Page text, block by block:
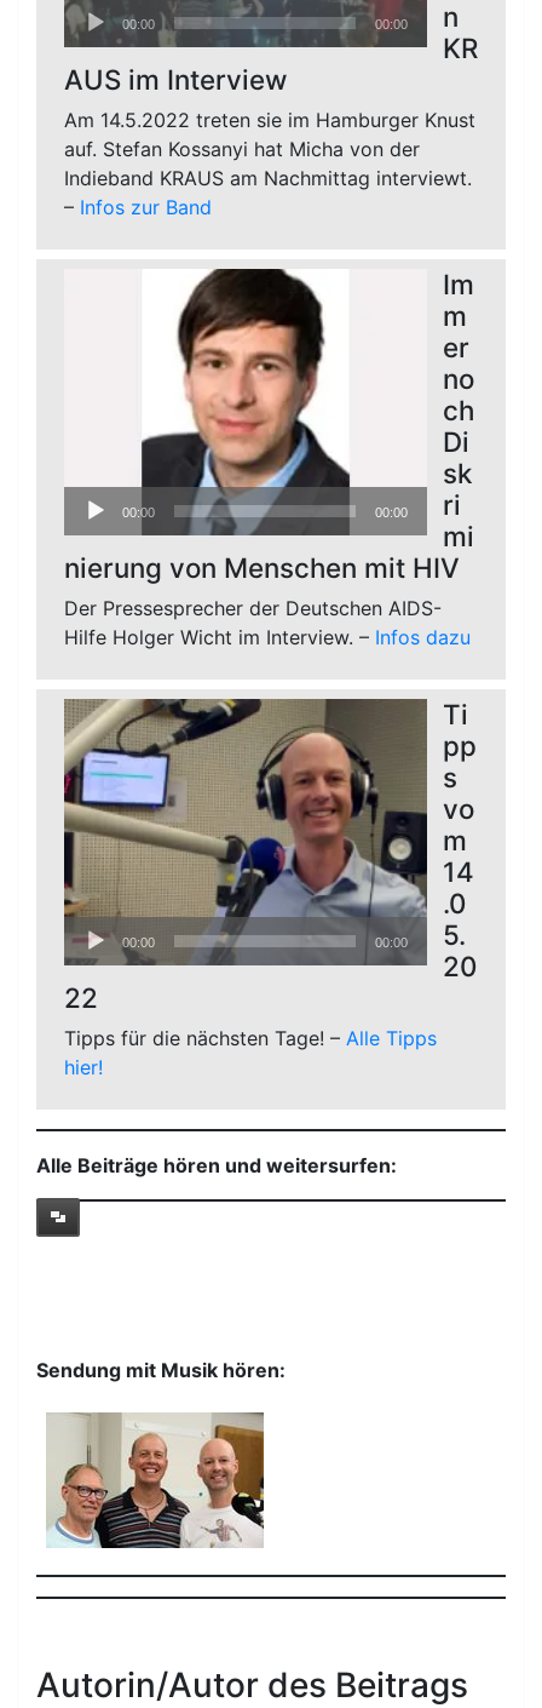
Audio-
Player
00:00 00:00
n
KR
AUS im Interview
Am 14.5.2022 treten sie im Hamburger Knust
auf. Stefan Kossanyi hat Micha von der
Indieband KRAUS am Nachmittag interviewt.
– Infos zur Band
Audio-
Player
00:00 00:00
Im
m
er
no
ch
Di
sk
ri
mi
nierung von Menschen mit HIV
Der Pressesprecher der Deutschen AIDS-
Hilfe Holger Wicht im Interview. – Infos dazu
Audio-
Player
00:00 00:00
Ti
pp
s
vo
m
14
.0
5.
20
22
Tipps für die nächsten Tage! – Alle Tipps
hier!
Alle Beiträge hören und weitersurfen:
Sendung mit Musik hören:
Autorin/Autor des Beitrags